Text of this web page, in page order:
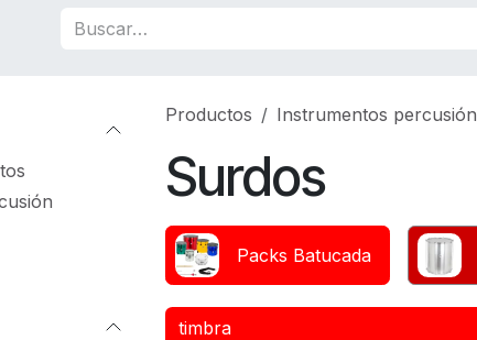
Productos Instrumentos percusión
Surdos
Packs Batucada